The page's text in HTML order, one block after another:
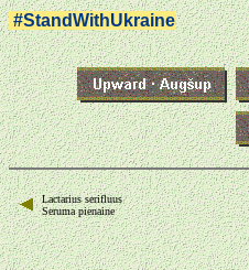
#StandWithUkraine
Lactarius serifluus
Seruma pienaine